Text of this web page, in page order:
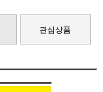
관심상품